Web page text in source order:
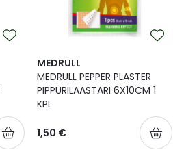
MEDRULL
MEDRULL PEPPER PLASTER
PIPPURILAASTARI 6X10CM 1
KPL
1,50 €